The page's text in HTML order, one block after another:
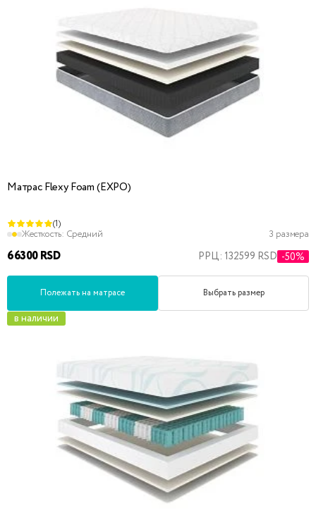
Матрас Flexy Foam (EXPO)
(1)
Жесткость: Средний 3 размера
66300 RSD РРЦ: 132599 RSD -50%
Полежать на матрасе Выбрать размер
в наличии